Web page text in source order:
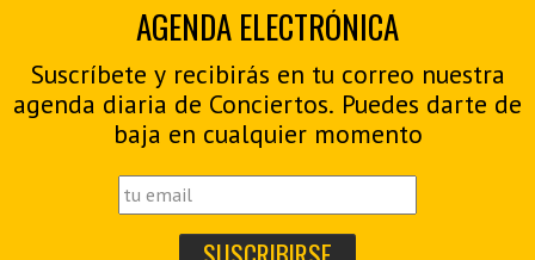
AGENDA ELECTRÓNICA
Suscríbete y recibirás en tu correo nuestra
agenda diaria de Conciertos. Puedes darte de
baja en cualquier momento